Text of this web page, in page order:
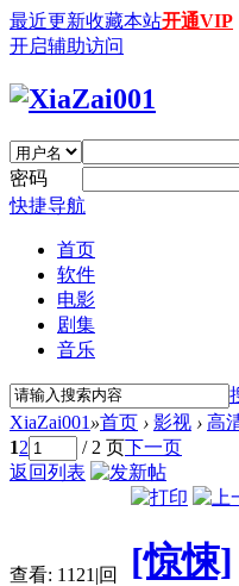
最近更新收藏本站开通VIP
开启辅助访问
密码
快捷导航
首页
软件
电影
剧集
音乐
XiaZai001 »首页 › 影视 › 高
12 / 2 页下一页
返回列表
查看: 1121 |回
[惊悚]